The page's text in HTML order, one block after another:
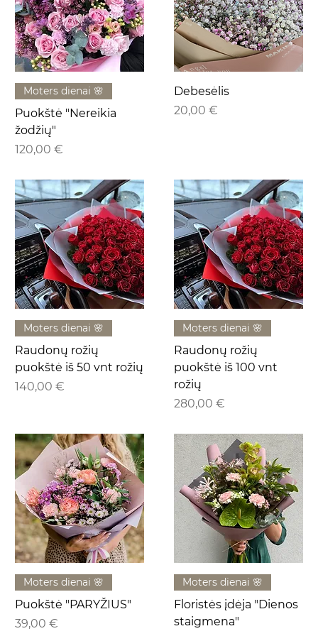
Moters dienai 🌸
Puokštė "Nereikia
žodžių"
Kaina
120,00 €
Debesėlis
Kaina
20,00 €
Moters dienai 🌸
Raudonų rožių
puokštė iš 50 vnt rožių
Kaina
140,00 €
Moters dienai 🌸
Raudonų rožių
puokštė iš 100 vnt
rožių
Kaina
280,00 €
Moters dienai 🌸
Puokštė "PARYŽIUS"
Kaina
39,00 €
Moters dienai 🌸
Floristės įdėja "Dienos
staigmena"